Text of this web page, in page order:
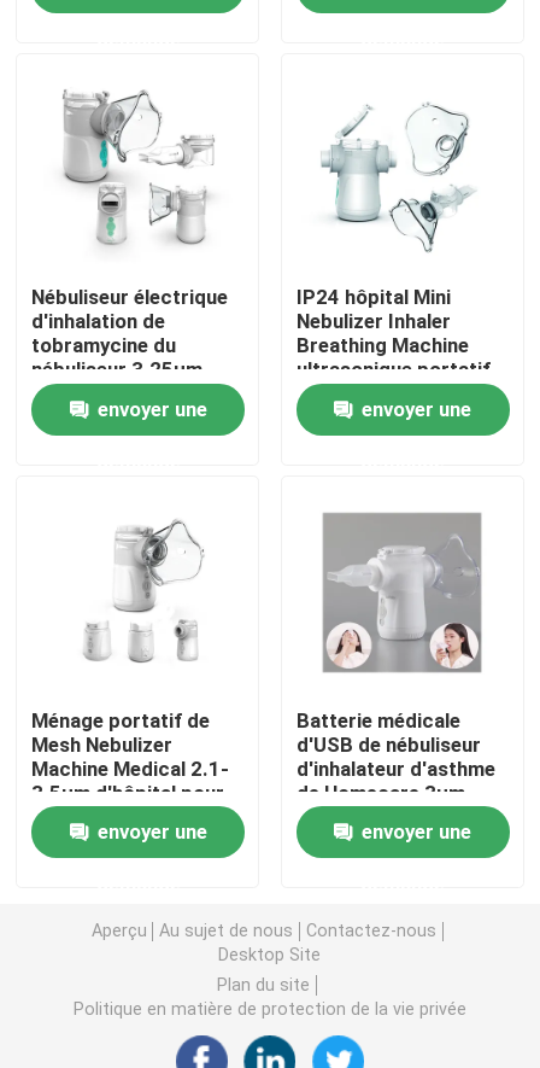
Contrôle de qualité
Contact USA
Nouvelles
Cas
Mesh Nebulizer portatif
Mesh Nebulizer Machine
Asthme Mesh Nebulizer
nébuliseur médical à mailles
Nébuliseur vibrant de maille
Nébuliseur portatif d'inhalateur
Machine d'inhalateur de toux
Machine d'inhalateur de nébuliseur
Nébuliseur électrique
d'inhalation de
tobramycine du
nébuliseur 3.25μm
d'inhalateur d'asthme
d'hôpitalenvoyer une
IP24 hôpital Mini
Nebulizer Inhaler
Breathing Machine
ultrasonique portatif
pour l'asthme
envoyer une
Ménage portatif de
Mesh Nebulizer
Machine Medical 2.1-
3.5μm d'hôpital pour
l'asthme
envoyer une
Batterie médicale
d'USB de nébuliseur
d'inhalateur d'asthme
de Homecare 3μm
40dB pour l'adulte
d'enfantsenvoyer une
Aperçu Au sujet de nous
Contactez-nous
Desktop Site
Plan du site
Politique en matière de protection de la vie privée